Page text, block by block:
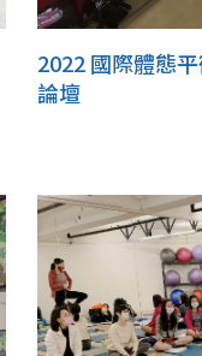
2022 國際體態
論壇